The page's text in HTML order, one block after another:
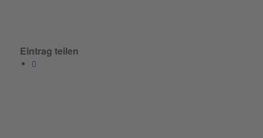
Eintrag teilen